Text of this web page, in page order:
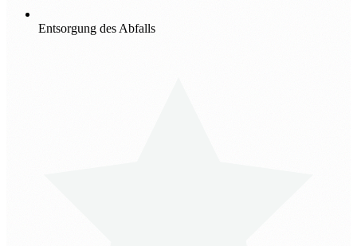
Entsorgung des Abfalls